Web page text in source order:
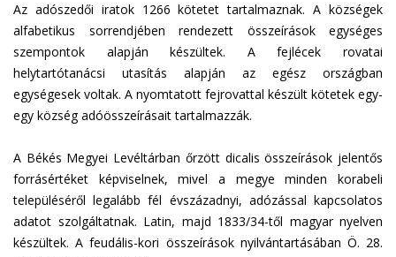
Az adószedői iratok 1266 kötetet tartalmaznak. A községek
alfabetikus sorrendjében rendezett összeírások egységes
szempontok alapján készültek. A fejlécek rovatai
helytartótanácsi utasítás alapján az egész országban
egységesek voltak. A nyomtatott fejrovattal készült kötetek egy-
egy község adóösszeírásait tartalmazzák.
A Békés Megyei Levéltárban őrzött dicalis összeírások jelentős
forrásértéket képviselnek, mivel a megye minden korabeli
településéről legalább fél évszázadnyi, adózással kapcsolatos
adatot szolgáltatnak. Latin, majd 1833/34-től magyar nyelven
készültek. A feudális-kori összeírások nyilvántartásában Ö. 28.